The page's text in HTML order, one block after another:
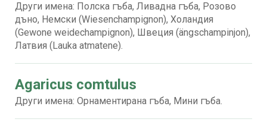
Други имена: Полска гъба, Ливадна гъба, Розово
дъно, Немски (Wiesenchampignon), Холандия
(Gewone weidechampignon), Швеция (ängschampinjon),
Латвия (Lauka atmatene).
Agaricus comtulus
Други имена: Орнаментирана гъба, Мини гъба.